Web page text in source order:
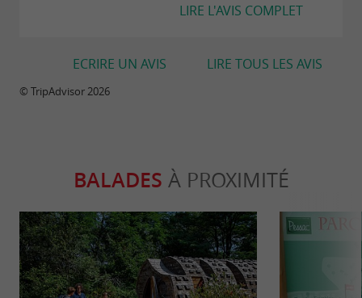
LIRE L'AVIS COMPLET
LIRE TOUS LES AVIS
ECRIRE UN AVIS
© TripAdvisor 2026
BALADES À PROXIMITÉ